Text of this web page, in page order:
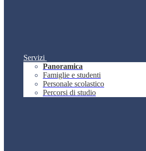
Servizi
Panoramica
Famiglie e studenti
Personale scolastico
Percorsi di studio